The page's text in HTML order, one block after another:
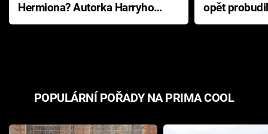
Hermiona? Autorka Harryho
Pottera přišla s ráznou
opět
přichází s
POPULÁRNÍ POŘADY NA PRIMA COOL